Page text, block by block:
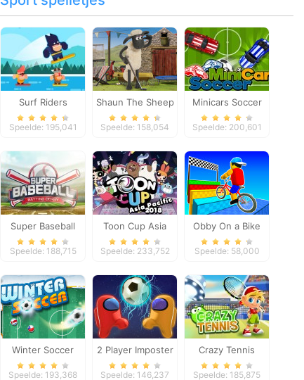
Surf Riders
Speelde: 195,041
Shaun The Sheep
Baahmy Golf
Speelde: 158,054
Minicars Soccer
Speelde: 200,601
Super Baseball
Speelde: 188,715
Toon Cup Asia
Pacific 2018
Speelde: 233,752
Obby On a Bike
Speelde: 58,000
Winter Soccer
Speelde: 193,368
2 Player Imposter
Soccer
Speelde: 146,237
Crazy Tennis
Speelde: 185,875